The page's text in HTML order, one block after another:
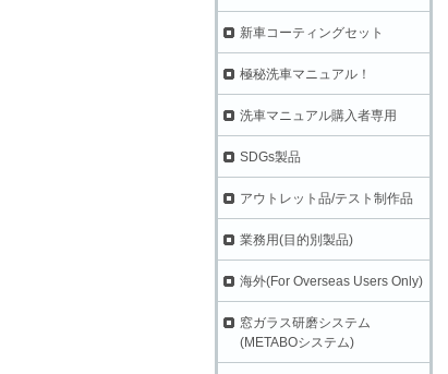
新車コーティングセット
極秘洗車マニュアル！
洗車マニュアル購入者専用
SDGs製品
アウトレット品/テスト制作品
業務用(目的別製品)
海外(For Overseas Users Only)
窓ガラス研磨システム
(METABOシステム)